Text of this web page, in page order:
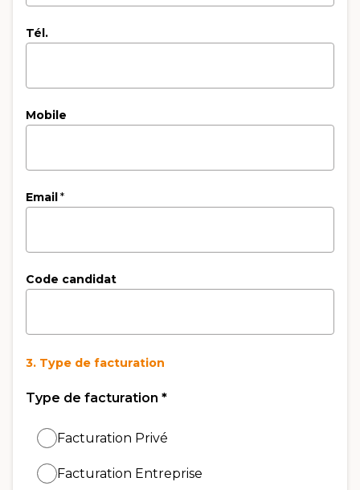
Tél.
Mobile
Email *
Code candidat
3. Type de facturation
Type de facturation *
Facturation Privé
Facturation Entreprise